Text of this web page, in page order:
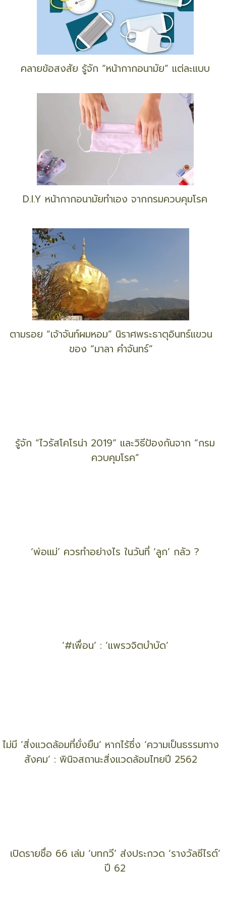
สร้างอาชีพ
“เจ้าจันท์ผมหอม” รอยทางวรรณกรรม เติมเต็มความรู้
ชื่นชูวัฒนธรรม
คลายข้อสงสัย รู้จัก “หน้ากากอนามัย” แต่ละแบบ
ตามรอย “เจ้าจันท์ผมหอม” นิราศพระธาตุอินทร์แขวน
‘#เพื่อน’ : ‘แพรวจิตบำบัด’